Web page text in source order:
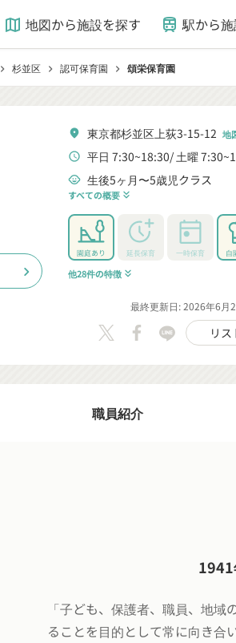
map 地図から施設を探す train 駅から
chevron_right 杉並区 chevron_right 認可保育園 chevron_right 頌栄保育園
chevron_right
location_on 東京都杉並区上荻3-15-12 地
schedule 平日 7:30~18:30 土曜
child_care 生後5ヶ月〜5歳児クラス
すべての概要 keyboard_double_arrow_down
園庭あり 延長保育 一時保育 自
他28件の特徴 keyboard_double_arrow_down
最終更新日: 2026年6月
リ
職員紹介
1941
「子ども、保護者、職員、地
ることを目的として常に向き合